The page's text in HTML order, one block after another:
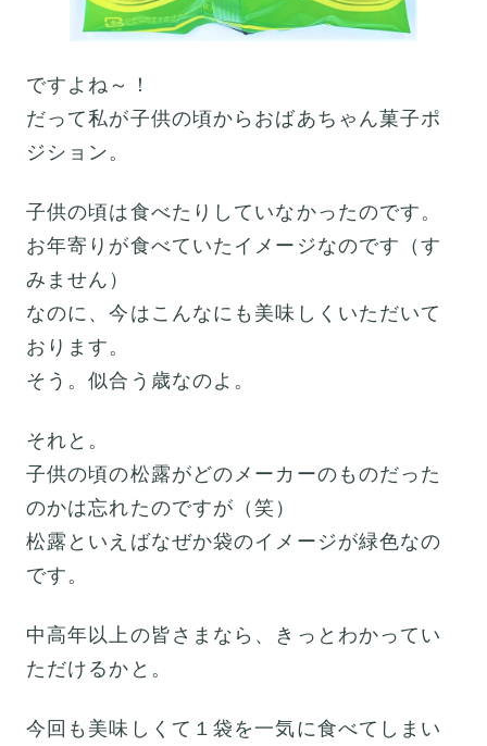
ですよね～！
だって私が子供の頃からおばあちゃん菓子ポ
ジション。
子供の頃は食べたりしていなかったのです。
お年寄りが食べていたイメージなのです（す
みません）
なのに、今はこんなにも美味しくいただいて
おります。
そう。似合う歳なのよ。
それと。
子供の頃の松露がどのメーカーのものだった
のかは忘れたのですが（笑）
松露といえばなぜか袋のイメージが緑色なの
です。
中高年以上の皆さまなら、きっとわかってい
ただけるかと。
今回も美味しくて１袋を一気に食べてしまい